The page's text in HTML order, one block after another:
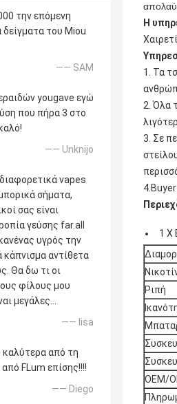
την επόμενη
του Miou
—— SAM
yougave εγώ
που πήρα 3 στο
—— Unknijo
vapes
σήματα,
σας είναι
γεύσης far.all
υγρός την
αντίθετα
Θα δω τι οι
φίλους μου
μεγάλες…
—— lisa
καλύτερα από τη
FLum επίσης!!!!
—— Diego
Η
1. Τα
2. Όλα
3. Σε
1 Χ
Ριπή
OEM/